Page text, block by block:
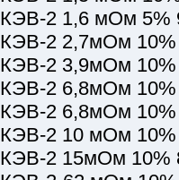
КЭВ-2 1,6 мОм 5%
КЭВ-2 2,7мОм 10%
КЭВ-2 3,9мОм 10%
КЭВ-2 6,8мОм 10%
КЭВ-2 6,8мОм 10%
КЭВ-2 10 мОм 10%
КЭВ-2 15мОм 10%